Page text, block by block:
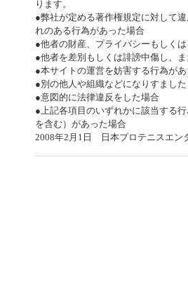
ります。
●弊社が定める著作権規定に対して
れのある行為があった場合
●他者の財産、プライバシーもしく
●他者を差別もしくは誹謗中傷し、
●本サイトの運営を妨害する行為が
●別の他人や組織などになりすまし
●意図的に法律違反をした場合
●上記各項目のいずれかに該当する
を含む）があった場合
2008年2月1日 日本プロテニスエン